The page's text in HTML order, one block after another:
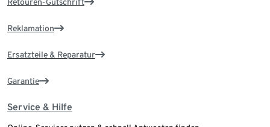
Retouren-Gutschrift
Reklamation
Ersatzteile & Reparatur
Garantie
Service & Hilfe